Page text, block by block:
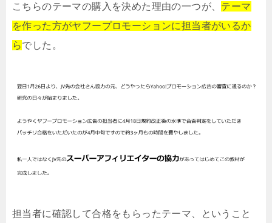
こちらのテーマの購入を決めた理由の一つが、 テーマ
を作った方がヤフープロモーションに担当者がいるか
らでした。
担当者に確認して合格をもらったテーマ、ということ